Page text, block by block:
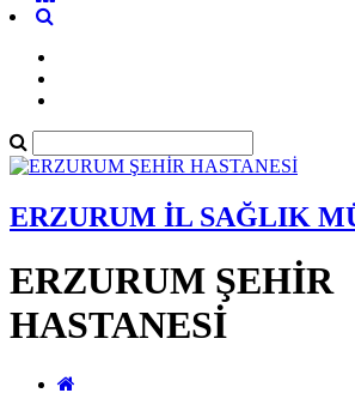
ERZURUM İL SAĞLIK
ERZURUM ŞEHİR
HASTANESİ